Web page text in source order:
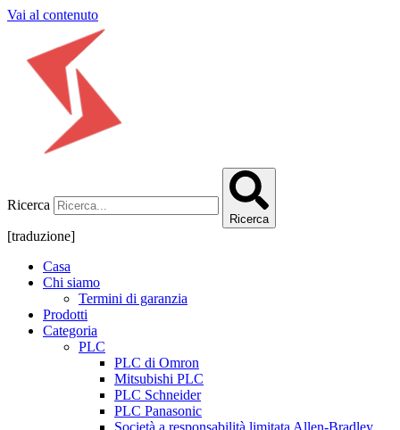
Vai al contenuto
Ricerca
Ricerca
[traduzione]
Casa
Chi siamo
Termini di garanzia
Prodotti
Categoria
PLC
PLC di Omron
Mitsubishi PLC
PLC Schneider
PLC Panasonic
Società a responsabilità limitata Allen-Bradley